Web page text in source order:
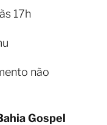
17h
não
Gospel